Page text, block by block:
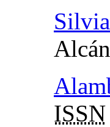
ISSN